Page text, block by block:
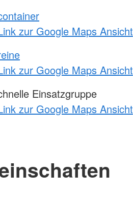
zur Google Maps Ansicht
zur Google Maps Ansicht
Einsatzgruppe
zur Google Maps Ansicht